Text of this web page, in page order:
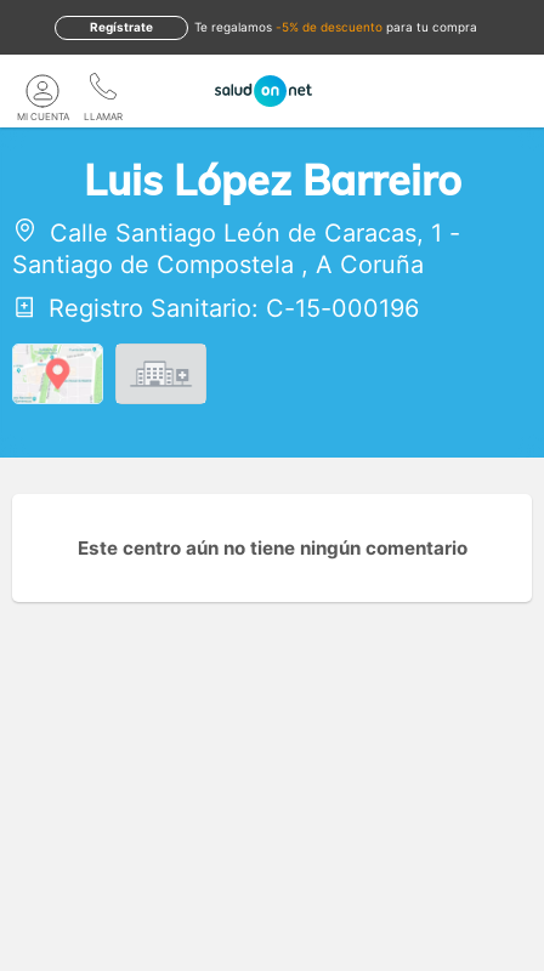
te regalamos -5% de descuento para tu compra
Regístrate
LLAMAR
MI CUENTA
Luis López Barreiro
Calle Santiago León de Caracas, 1 -
Santiago de Compostela , A Coruña
Registro Sanitario: C-15-000196
Este centro aún no tiene ningún comentario